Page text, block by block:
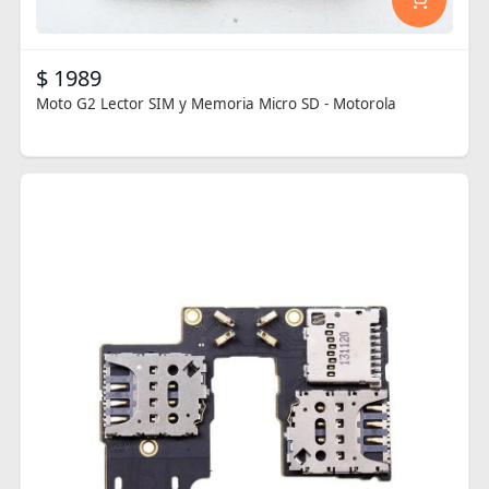
$ 1989
Moto G2 Lector SIM y Memoria Micro SD - Motorola